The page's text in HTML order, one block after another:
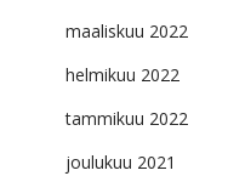
maaliskuu 2022
helmikuu 2022
tammikuu 2022
joulukuu 2021